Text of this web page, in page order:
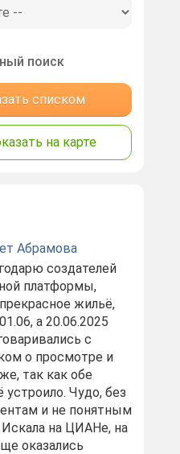
поиск
списком
на карте
Абрамова
создателей
платформы,
жильё,
а 20.06.2025
с
о просмотре и
так как обе
Чудо, без
и не понятным
на ЦИАНе, на
оказались